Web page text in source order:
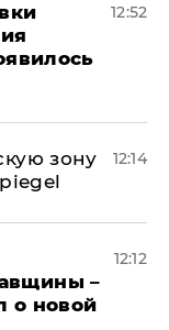
12:52
зону
12:14
–
о новой
12:12